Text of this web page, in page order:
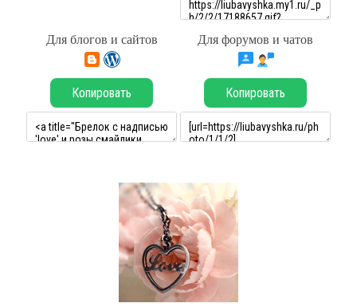
Для блогов и сайтов Для форумов и чатов
Копировать Копировать